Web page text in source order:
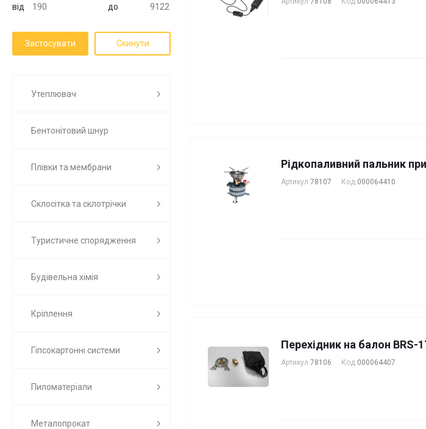
від до
Утеплювач
Бентонітовий шнур
Плівки та мембрани
Склосітка та склотрічки
Туристичне спорядження
Будівельна хімія
Кріплення
Гіпсокартонні системи
Пиломатеріали
Металопрокат
Рідкопаливний пальник
Артикул 78107 Код 000064410
Перехідник на балон BRS-
Артикул 78106 Код 000064407